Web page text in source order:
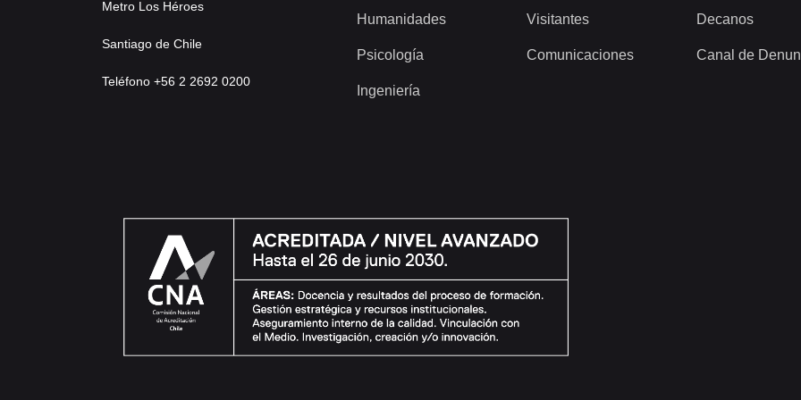
Metro Los Héroes
Santiago de Chile
Teléfono +56 2 2692 0200
Humanidades
Psicología
Ingeniería
Visitantes
Comunicaciones
Decanos
Canal de